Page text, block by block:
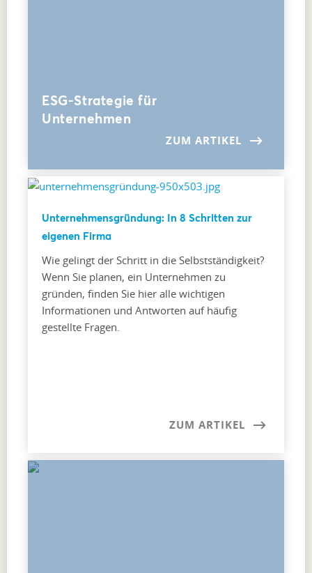
ESG-Strategie für
Unternehmen
ZUM ARTIKEL
Unternehmensgründung: In 8 Schritten zur
eigenen Firma
Wie gelingt der Schritt in die Selbstständigkeit?
Wenn Sie planen, ein Unternehmen zu
gründen, finden Sie hier alle wichtigen
Informationen und Antworten auf häufig
gestellte Fragen.
ZUM ARTIKEL